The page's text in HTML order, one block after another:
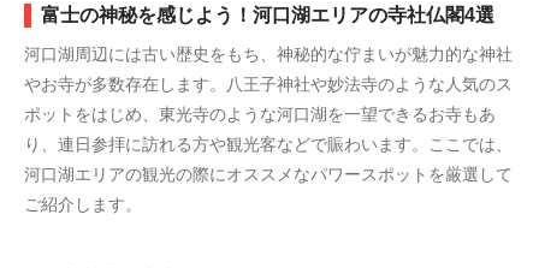
富士の神秘を感じよう！河口湖エリアの寺社仏閣4選
河口湖周辺には古い歴史をもち、神秘的な佇まいが魅力的な神社
やお寺が多数存在します。八王子神社や妙法寺のような人気のス
ポットをはじめ、東光寺のような河口湖を一望できるお寺もあ
り、連日参拝に訪れる方や観光客などで賑わいます。ここでは、
河口湖エリアの観光の際にオススメなパワースポットを厳選して
ご紹介します。